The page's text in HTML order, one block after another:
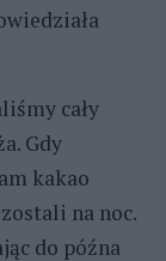
cały
Gdy
kakao
na noc.
do późna